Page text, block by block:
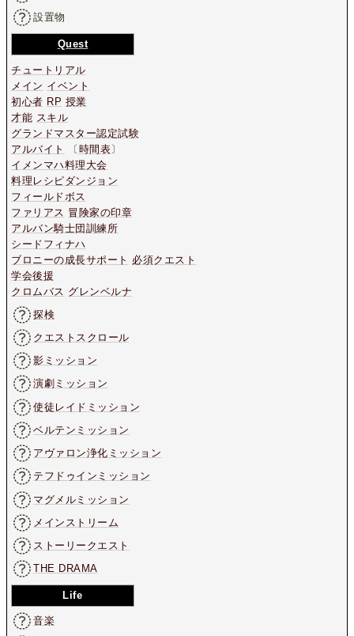
設置物
Quest
チュートリアル
メイン イベント
初心者 RP 授業
才能 スキル
グランドマスター認定試験
アルバイト
〔時間表〕
イメンマハ料理大会
料理レシピダンジョン
フィールドボス
ファリアス 冒険家の印章
アルバン騎士団訓練所
シードフィナハ
ブロニーの成長サポート 必須クエスト
学会後援
クロムバス グレンベルナ
探検
クエストスクロール
影ミッション
演劇ミッション
使徒レイドミッション
ベルテンミッション
アヴァロン浄化ミッション
テフドゥインミッション
マグメルミッション
メインストリーム
ストーリークエスト
THE DRAMA
Life
音楽